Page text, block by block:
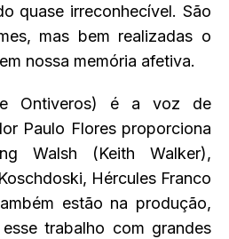
quase irreconhecível. São
mas bem realizadas o
nossa memória afetiva.
Ontiveros) é a voz de
Paulo Flores proporciona
Walsh (Keith Walker),
Hércules Franco
estão na produção,
trabalho com grandes